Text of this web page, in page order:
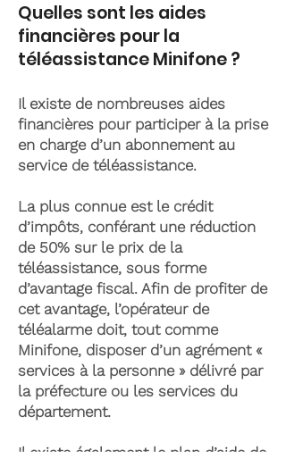
Quelles sont les aides
financières pour la
téléassistance Minifone ?
Il existe de nombreuses aides
financières pour participer à la prise
en charge d’un abonnement au
service de téléassistance.
La plus connue est le crédit
d’impôts, conférant une réduction
de 50% sur le prix de la
téléassistance, sous forme
d’avantage fiscal. Afin de profiter de
cet avantage, l’opérateur de
téléalarme doit, tout comme
Minifone, disposer d’un agrément «
services à la personne » délivré par
la préfecture ou les services du
département.
Il existe également le plan d’aide de